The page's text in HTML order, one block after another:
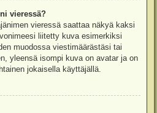
vieressä?
vieressä saattaa näkyä kaksi
liitetty kuva esimerkiksi
muodossa viestimäärästäsi tai
yleensä isompi kuva on avatar ja on
jokaisella käyttäjällä.